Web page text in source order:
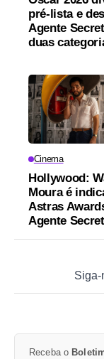
pré-lista e
Agente
duas
Cinema
Hollywood:
Moura é
Astras
Agente
Siga-
Receba o